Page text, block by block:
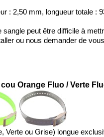
: 2,50 mm, longueur totale :
sangle peut être difficile à
ou nous demander de
Orange Fluo / Verte
Verte ou Grise) longue